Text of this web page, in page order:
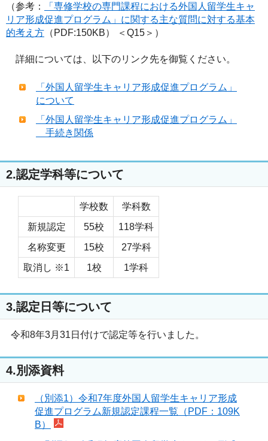
（参考：
「専修学校の専門課程における外国人留学生キャ
リア形成促進プログラム」に関する主な質問に対する基本
的考え方 （PDF:150KB） ＜Q15＞）
詳細については、以下のリンク先を御覧ください。
「外国人留学生キャリア形成促進プログラム」
について
「外国人留学生キャリア形成促進プログラム」
手続き関係
2.認定学科等について
学校数
学科数
新規認定
55校
118学科
名称変更
15校
27学科
取消し ※1
1校 1学科
3.認定日等について
令和8年3月31日付けで認定等を行いました。
4.別添資料
（別添1）令和7年度外国人留学生キャリア形成
促進プログラム新規認定課程一覧（PDF：109K
B）